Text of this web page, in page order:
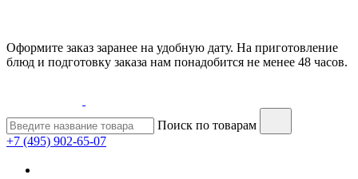
Оформите заказ заранее на удобную дату. На приготовление
блюд и подготовку заказа нам понадобится не менее 48 часов.
Поиск по товарам
+7 (495) 902-65-07